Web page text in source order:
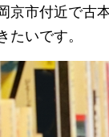
京市付近で古
たいです。